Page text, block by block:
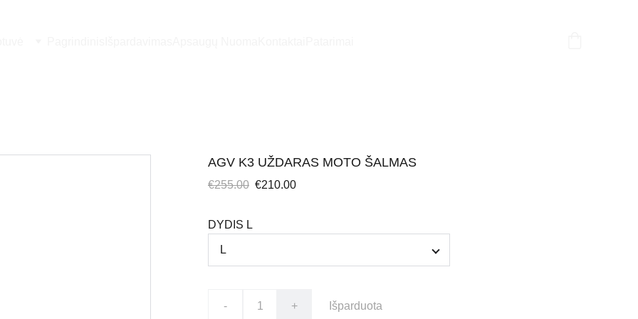
AGV K3 UŽDARAS MOTO ŠALMAS
€255.00 €210.00
DYDIS L
- + Išparduota